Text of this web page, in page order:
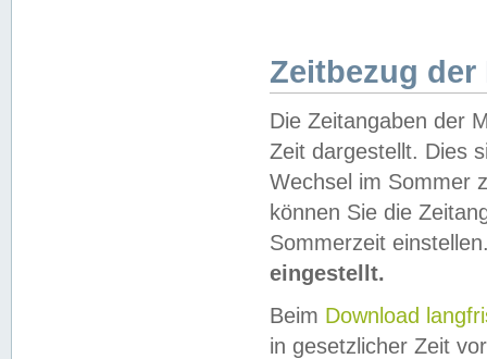
Zeitbezug der
Die Zeitangaben der
Zeit dargestellt. Dies
Wechsel im Sommer
können Sie die
Sommerzeit
eingestellt.
Beim Download
in gesetzlicher Zeit